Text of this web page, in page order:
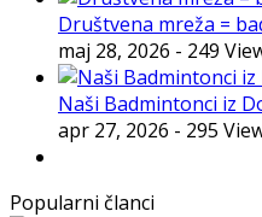
Društvena mreža =
maj 28, 2026 - 249
Naši Badmintonci iz
apr 27, 2026 - 295
Popularni članci